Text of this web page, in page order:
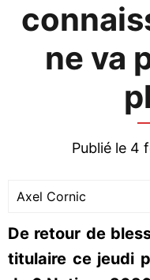
ne va
Publié le 4
Axel Cornic
De retour de
titulaire ce jeudi